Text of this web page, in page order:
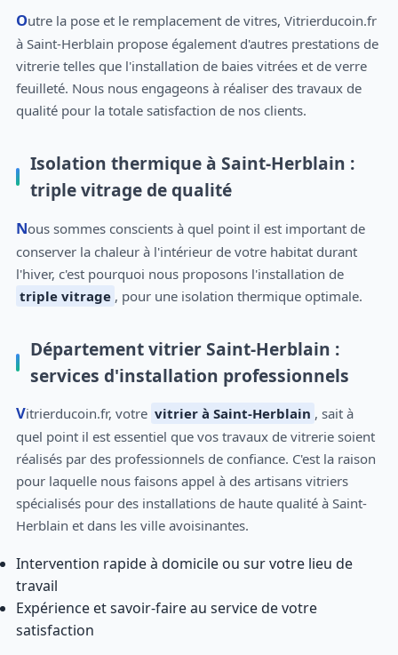
Outre la pose et le remplacement de vitres, Vitrierducoin.fr
à Saint-Herblain propose également d'autres prestations de
vitrerie telles que l'installation de baies vitrées et de verre
feuilleté. Nous nous engageons à réaliser des travaux de
qualité pour la totale satisfaction de nos clients.
Isolation thermique à Saint-Herblain :
triple vitrage de qualité
Nous sommes conscients à quel point il est important de
conserver la chaleur à l'intérieur de votre habitat durant
l'hiver, c'est pourquoi nous proposons l'installation de
triple vitrage , pour une isolation thermique optimale.
Département vitrier Saint-Herblain :
services d'installation professionnels
Vitrierducoin.fr, votre vitrier à Saint-Herblain , sait à
quel point il est essentiel que vos travaux de vitrerie soient
réalisés par des professionnels de confiance. C'est la raison
pour laquelle nous faisons appel à des artisans vitriers
spécialisés pour des installations de haute qualité à Saint-
Herblain et dans les ville avoisinantes.
Intervention rapide à domicile ou sur votre lieu de
travail
Expérience et savoir-faire au service de votre
satisfaction